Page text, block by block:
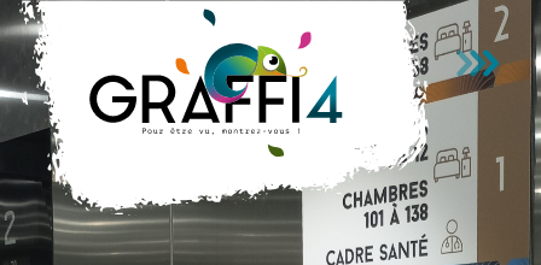
Passer au contenu principal